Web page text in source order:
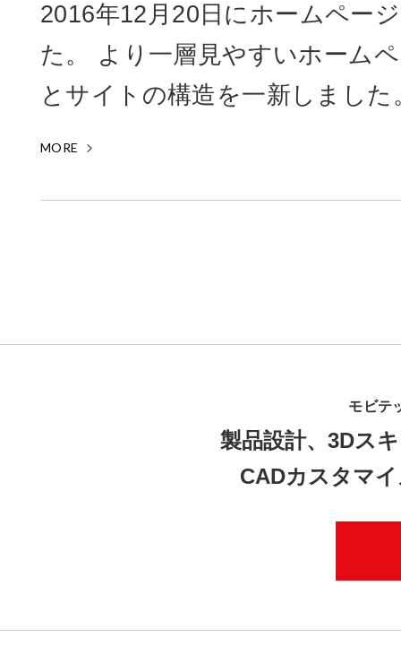
2016年12月20日にホームペー
た。 より一層見やすいホーム
とサイトの構造を一新しまし
MORE
モビテ
製品設計、3Dス
CADカスタマ